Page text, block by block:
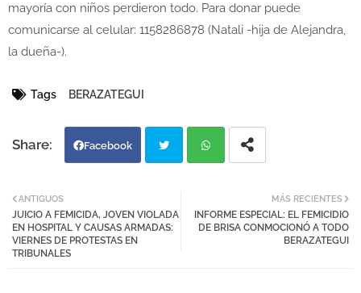
mayoría con niños perdieron todo. Para donar puede
comunicarse al celular: 1158286878 (Natali -hija de Alejandra,
la dueña-).
Tags BERAZATEGUI
Facebook
tter atsa
MÁS RECIENTES
INFORME ESPECIAL: EL FEMICIDIO
DE BRISA CONMOCIONÓ A TODO
BERAZATEGUI
ANTIGUOS
JUICIO A FEMICIDA, JOVEN VIOLADA
EN HOSPITAL Y CAUSAS ARMADAS:
VIERNES DE PROTESTAS EN
TRIBUNALES